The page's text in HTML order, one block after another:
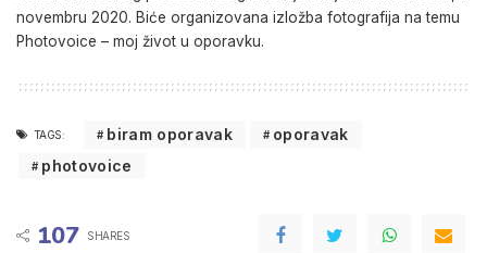
novembru 2020. Biće organizovana izložba fotografija na temu
Photovoice – moj život u oporavku.
TAGS: biram oporavak
oporavak
photovoice
107 SHARES